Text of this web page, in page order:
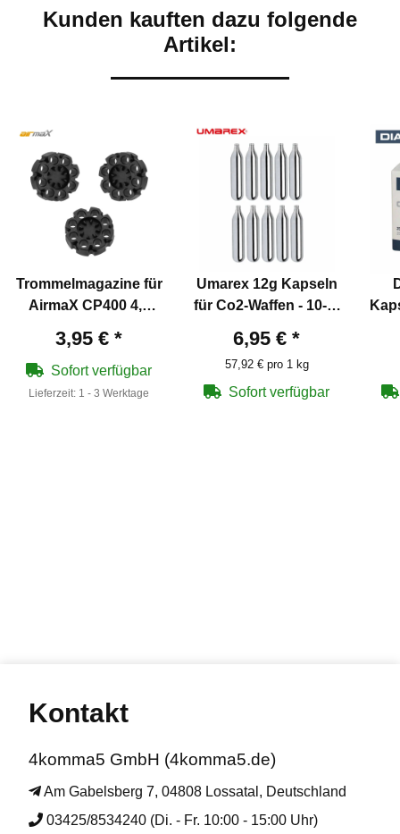
Kunden kauften dazu folgende
Artikel:
Trommelmagazine für
AirmaX CP400 4,5
Pistolen
3,95 € *
Sofort verfügbar
Lieferzeit: 1 - 3 Werktage
Umarex 12g Kapseln
für Co2-Waffen - 10-er
6,95 € *
57,92 € pro 1 kg
Sofort verfügbar
Kontakt
4komma5 GmbH (4komma5.de)
Am Gabelsberg 7, 04808 Lossatal, Deutschland
03425/8534240 (Di. - Fr. 10:00 - 15:00 Uhr)